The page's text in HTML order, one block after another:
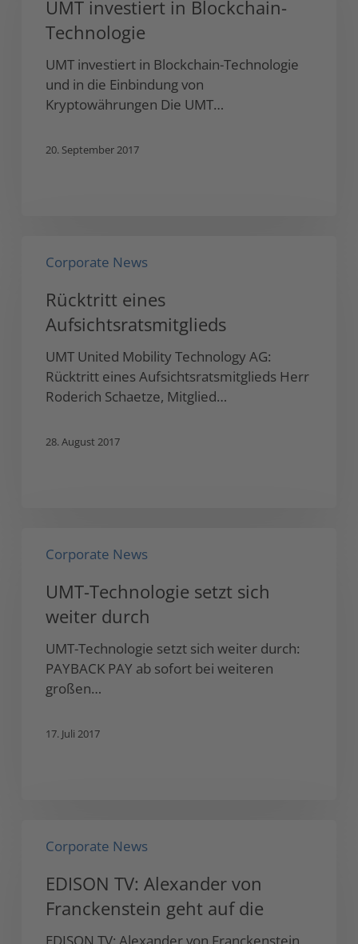
Blockchain-
Technologie
UMT investiert in Blockchain-
Technologie
UMT investiert in Blockchain-Technologie
und in die Einbindung von
Kryptowährungen Die UMT…
20. September 2017
einesCorporate News
Rücktritt eines
Aufsichtsratsmitglieds
UMT United Mobility Technology AG:
Rücktritt eines Aufsichtsratsmitglieds Herr
Roderich Schaetze, Mitglied…
28. August 2017
Technologie
weiter
Corporate News
UMT-Technologie setzt sich
weiter durch
UMT-Technologie setzt sich weiter durch:
PAYBACK PAY ab sofort bei weiteren
großen…
17. Juli 2017
Franckenstein
Corporate News
EDISON TV: Alexander von
Franckenstein geht auf die
EDISON TV: Alexander von Franckenstein